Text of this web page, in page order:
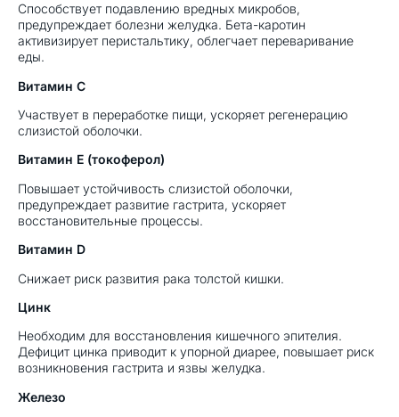
Способствует подавлению вредных микробов,
предупреждает болезни желудка. Бета-каротин
активизирует перистальтику, облегчает переваривание
еды.
Витамин С
Участвует в переработке пищи, ускоряет регенерацию
слизистой оболочки.
Витамин Е (токоферол)
Повышает устойчивость слизистой оболочки,
предупреждает развитие гастрита, ускоряет
восстановительные процессы.
Витамин D
Снижает риск развития рака толстой кишки.
Цинк
Необходим для восстановления кишечного эпителия.
Дефицит цинка приводит к упорной диарее, повышает риск
возникновения гастрита и язвы желудка.
Железо